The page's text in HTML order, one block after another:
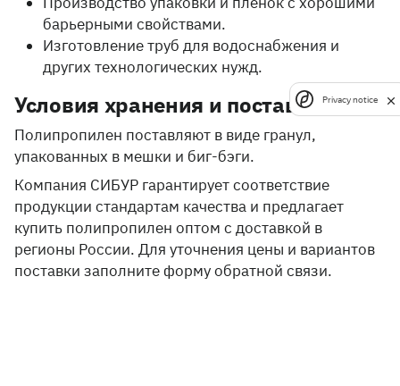
барьерными свойствами.
Изготовление труб для водоснабжения и
других технологических нужд.
Условия хранения и поставки
Полипропилен поставляют в виде гранул,
упакованных в мешки и биг-бэги.
Компания СИБУР гарантирует соответствие
продукции стандартам качества и предлагает
купить полипропилен оптом с доставкой в
регионы России. Для уточнения цены и вариантов
поставки заполните форму обратной связи.
Privacy notice